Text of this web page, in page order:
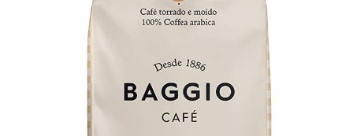
MindsUp
Divertida Moda
Moda Com Carinho
Shop4Kids
Piradinhos